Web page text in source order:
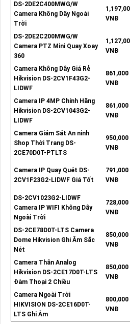
DS-2DE2C400MWG/W
Camera Không Dây Ngoài
Trời
VNĐ
DS-2DE2C200MWG/W
Camera PTZ Mini Quay Xoay
360
VNĐ
Camera Không Dây Giá Rẻ
Hikvision DS-2CV1F43G2-
LIDWF
861,000
VNĐ
Camera IP 4MP Chính Hãng
Hikvision DS-2CV1043G2-
LIDWF
861,000
VNĐ
Camera Giám Sát An ninh
Shop Thời Trang DS-
2CE70D0T-PTLTS
950,000
VNĐ
Camera IP Quay Quét DS-
2CV1F23G2-LIDWF Giá Tốt
791,000
VNĐ
DS-2CV1023G2-LIDWF
Camera IP WIFI Không Dây
Ngoài Trời
728,000
VNĐ
DS-2CE78D0T-LTS Camera
Dome Hikvision Ghi Âm Sắc
Nét
850,000
VNĐ
Camera Thân Analog
Hikvision DS-2CE17D0T-LTS
Đàm Thoại 2 Chiều
850,000
VNĐ
Camera Ngoài Trời
HIKVISION DS-2CE16D0T-
LTS Ghi Âm
800,000
VNĐ